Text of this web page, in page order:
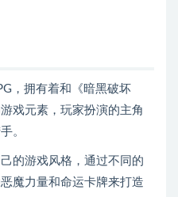
，拥有着和《暗黑破坏
戏元素，玩家扮演的主角
。
的游戏风格，通过不同的
魔力量和命运卡牌来打造